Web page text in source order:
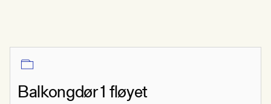
Balkongdør 1 fløyet